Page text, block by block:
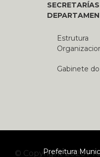
Prefeitura
Estrutura
Gabinete
© Copyright 2026